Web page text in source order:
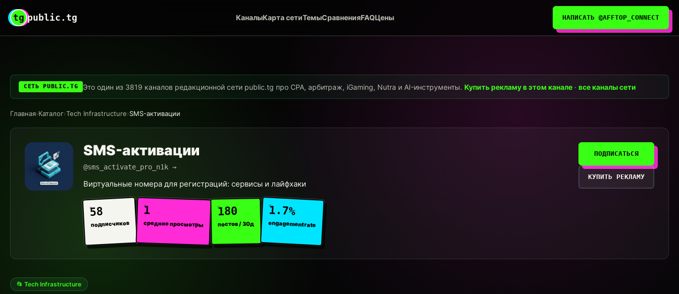
tg public.tg КаналыКарта сетиТемыСравненияFAQЦены НАПИСАТЬ @AFFTOP_CONNECT
СЕТЬ PUBLIC.TG Это один из 3819 каналов редакционной сети public.tg про CPA, арбитраж, iGaming, Nutra и AI-инструменты.Купить рекламу в этом канале ·все каналы сети
Главная›Каталог›Tech Infrastructure›SMS-активации
SMS-активации
@sms_activate_pro_n1k →
Виртуальные номера для регистраций: сервисы и лайфхаки
58
подписчиков
1
средние просмотры
180
постов / 30д
1.7%
engagement rate
ПОДПИСАТЬСЯ
КУПИТЬ РЕКЛАМУ
📂 Tech Infrastructure